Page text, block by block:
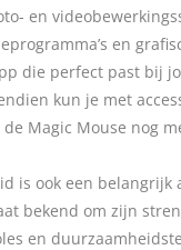
en
en
die perfect past bij
kun je met
Magic Mouse nog
is ook een belangrijk
bekend om zijn
en